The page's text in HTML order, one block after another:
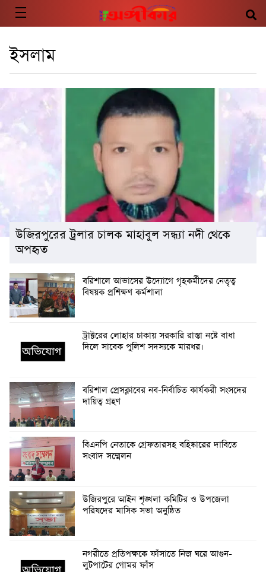
ইসলাম
উজিরপুরের ট্রলার চালক মাহাবুল সন্ধ্যা নদী থেকে
অপহৃত
বরিশালে আভাসের উদ্যোগে গৃহকর্মীদের নেতৃত্ব
বিষয়ক প্রশিক্ষণ কর্মশালা
ট্রাক্টরের লোহার চাকায় সরকারি রাস্তা নষ্টে বাধা
দিলে সাবেক পুলিশ সদস্যকে মারধর।
বরিশাল প্রেসক্লাবের নব-নির্বাচিত কার্যকরী সংসদের
দায়িত্ব গ্রহণ
বিএনপি নেতাকে গ্রেফতারসহ বহিষ্কারের দাবিতে
সংবাদ সম্মেলন
উজিরপুরে আইন শৃঙ্খলা কমিটির ও উপজেলা
পরিষদের মাসিক সভা অনুষ্ঠিত
নগরীতে প্রতিপক্ষকে ফাঁসাতে নিজ ঘরে আগুন-
লুটপাটের গোমর ফাঁস